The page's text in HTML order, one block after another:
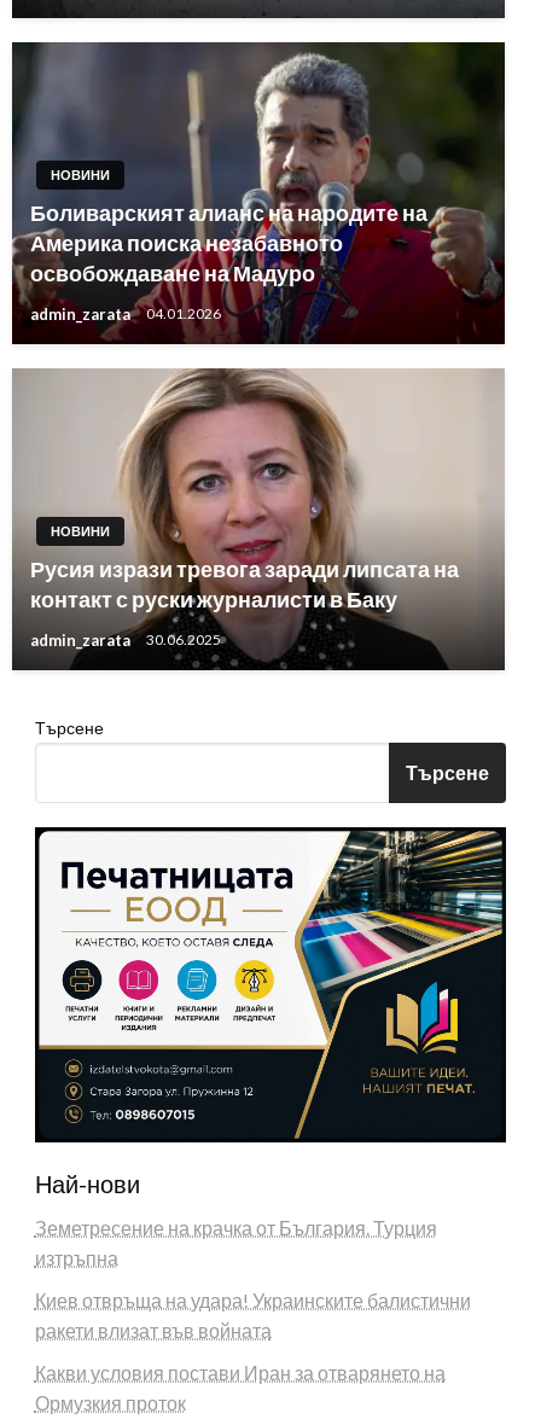
НОВИНИ
Боливарският алианс на народите на
Америка поиска незабавното
освобождаване на Мадуро
admin_zarata 04.01.2026
НОВИНИ
Русия изрази тревога заради липсата на
контакт с руски журналисти в Баку
admin_zarata 30.06.2025
Търсене
Търсене
Най-нови
Земетресение на крачка от България. Турция
изтръпна
Киев отвръща на удара! Украинските балистични
ракети влизат във войната
Какви условия постави Иран за отварянето на
Ормузкия проток